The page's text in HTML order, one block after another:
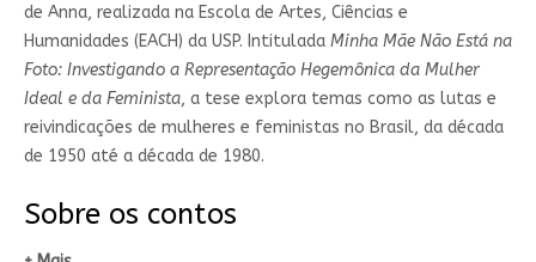
de Anna, realizada na Escola de Artes, Ciências e
Humanidades (EACH) da USP. Intitulada Minha Mãe Não Está na
Foto: Investigando a Representação Hegemônica da Mulher
Ideal e da Feminista, a tese explora temas como as lutas e
reivindicações de mulheres e feministas no Brasil, da década
de 1950 até a década de 1980.
Sobre os contos